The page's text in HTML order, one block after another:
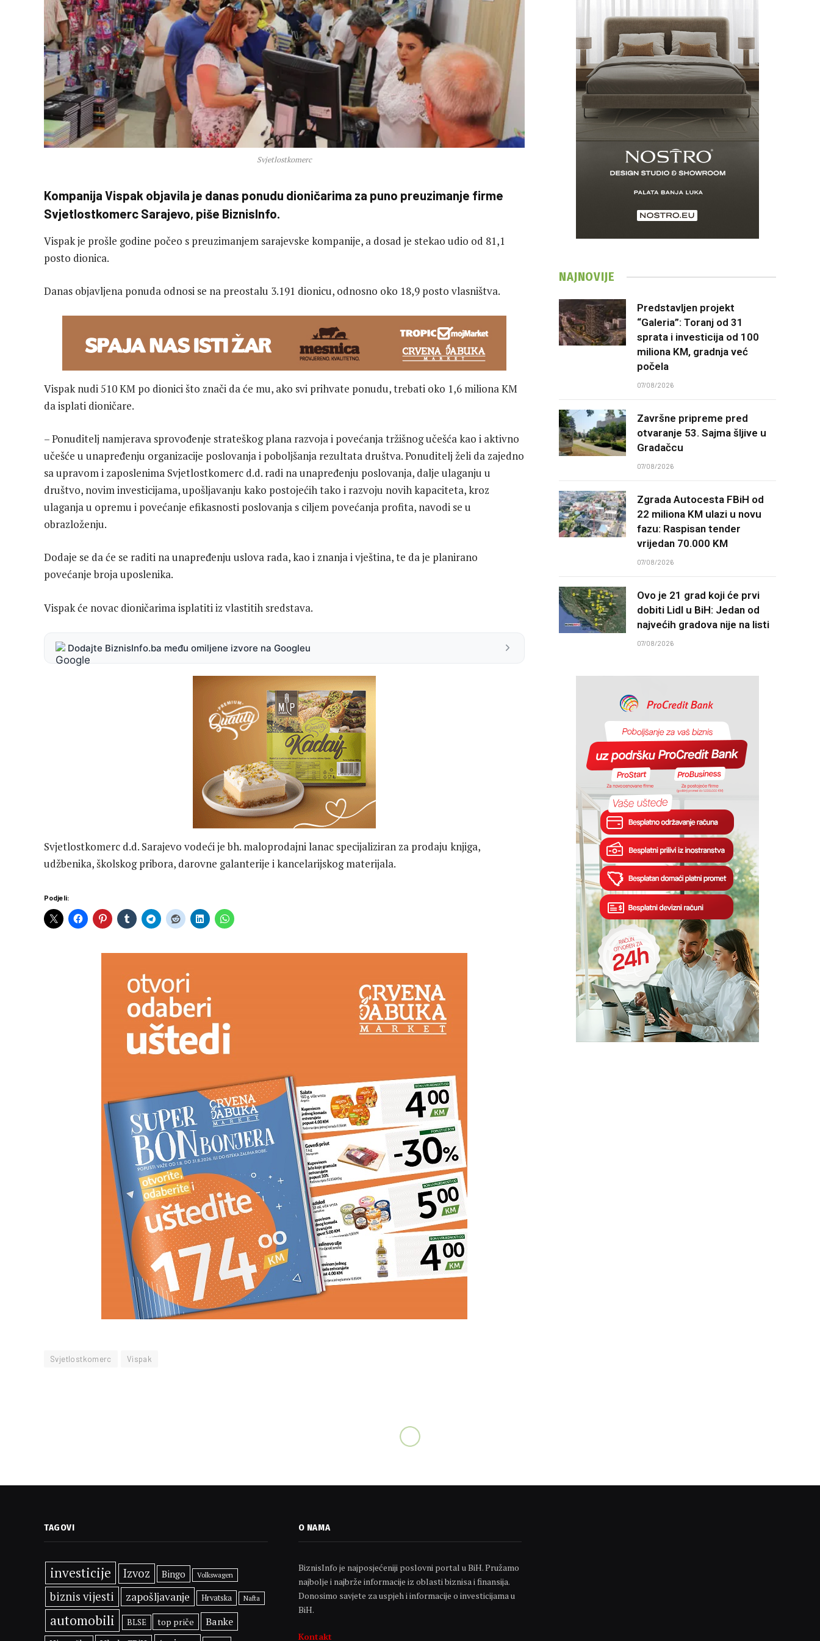
Svjetlostkomerc
Kompanija Vispak objavila je danas ponudu dioničarima za puno preuzimanje firme
Svjetlostkomerc Sarajevo, piše BiznisInfo.
Vispak je prošle godine počeo s preuzimanjem sarajevske kompanije, a dosad je stekao udio od 81,1
posto dionica.
Danas objavljena ponuda odnosi se na preostalu 3.191 dionicu, odnosno oko 18,9 posto vlasništva.
Vispak nudi 510 KM po dionici što znači da će mu, ako svi prihvate ponudu, trebati oko 1,6 miliona KM
da isplati dioničare.
– Ponuditelj namjerava sprovođenje strateškog plana razvoja i povećanja tržišnog učešća kao i aktivno
učešće u unapređenju organizacije poslovanja i poboljšanja rezultata društva. Ponuditelj želi da zajedno
sa upravom i zaposlenima Svjetlostkomerc d.d. radi na unapređenju poslovanja, dalje ulaganju u
društvo, novim investicijama, upošljavanju kako postojećih tako i razvoju novih kapaciteta, kroz
ulaganja u opremu i povećanje efikasnosti poslovanja s ciljem povećanja profita, navodi se u
obrazloženju.
Dodaje se da će se raditi na unapređenju uslova rada, kao i znanja i vještina, te da je planirano
povećanje broja uposlenika.
Vispak će novac dioničarima isplatiti iz vlastitih sredstava.
Dodajte BiznisInfo.ba među omiljene izvore na Googleu
Svjetlostkomerc d.d. Sarajevo vodeći je bh. maloprodajni lanac specijaliziran za prodaju knjiga,
udžbenika, školskog pribora, darovne galanterije i kancelarijskog materijala.
Podjeli:
Svjetlostkomerc Vispak
NAJNOVIJE
Predstavljen projekt
“Galeria”: Toranj od 31
sprata i investicija od 100
miliona KM, gradnja već
počela
07/08/2026
Završne pripreme pred
otvaranje 53. Sajma šljive u
Gradačcu
07/08/2026
Zgrada Autocesta FBiH od
22 miliona KM ulazi u novu
fazu: Raspisan tender
vrijedan 70.000 KM
07/08/2026
Ovo je 21 grad koji će prvi
dobiti Lidl u BiH: Jedan od
najvećih gradova nije na listi
07/08/2026
TAGOVI
investicije Izvoz Bingo Volkswagen
biznis vijesti zapošljavanje Hrvatska Nafta
automobili BLSE top priče Banke
O NAMA
BiznisInfo je najposjećeniji poslovni portal u BiH. Pružamo
najbolje i najbrže informacije iz oblasti biznisa i finansija.
Donosimo savjete za uspjeh i informacije o investicijama u
BiH.
Kontakt